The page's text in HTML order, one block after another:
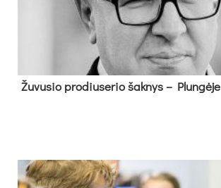
Žu­vu­sio pro­diu­se­rio šak­nys – Plun­gė­je